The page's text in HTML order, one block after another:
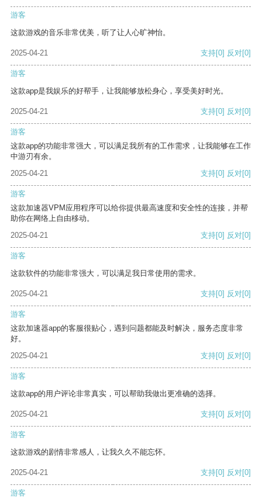
游客
这款游戏的音乐非常优美，听了让人心旷神怡。
2025-04-21 支持[0] 反对[0]
游客
这款app是我娱乐的好帮手，让我能够放松身心，享受美好时光。
2025-04-21 支持[0] 反对[0]
游客
这款app的功能非常强大，可以满足我所有的工作需求，让我能够在工作
中游刃有余。
2025-04-21
支持[0] 反对[0]
游客
这款加速器VPM应用程序可以给你提供最高速度和安全性的连接，并帮
助你在网络上自由移动。
2025-04-21
支持[0] 反对[0]
游客
这款软件的功能非常强大，可以满足我日常使用的需求。
2025-04-21 支持[0] 反对[0]
游客
这款加速器app的客服很贴心，遇到问题都能及时解决，服务态度非常
好。
2025-04-21
支持[0] 反对[0]
游客
这款app的用户评论非常真实，可以帮助我做出更准确的选择。
2025-04-21 支持[0] 反对[0]
游客
这款游戏的剧情非常感人，让我久久不能忘怀。
2025-04-21 支持[0] 反对[0]
游客